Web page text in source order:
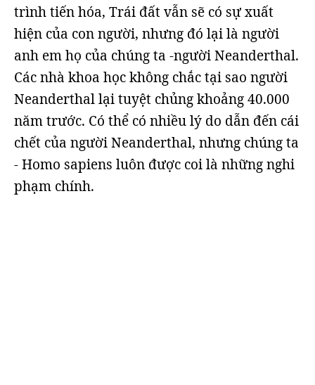
trình tiến hóa, Trái đất vẫn sẽ có sự xuất
hiện của con người, nhưng đó lại là người
anh em họ của chúng ta -người Neanderthal.
Các nhà khoa học không chắc tại sao người
Neanderthal lại tuyệt chủng khoảng 40.000
năm trước. Có thể có nhiều lý do dẫn đến cái
chết của người Neanderthal, nhưng chúng ta
- Homo sapiens luôn được coi là những nghi
phạm chính.